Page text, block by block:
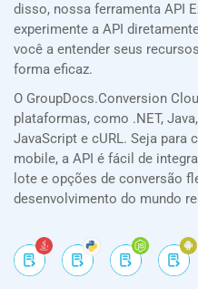
disso, nossa ferramenta API
experimente a API
você a entender seus
forma eficaz.
O GroupDocs.Conversion
plataformas, como .NET,
JavaScript e cURL. Seja para
mobile, a API é fácil de
lote e opções de conversão
desenvolvimento do mundo